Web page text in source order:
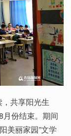
共享阳光生
月份结束。期间
美丽家园”文学